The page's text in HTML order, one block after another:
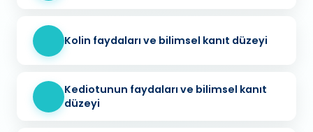
Kolin faydaları ve bilimsel kanıt düzeyi
Kediotunun faydaları ve bilimsel kanıt
düzeyi